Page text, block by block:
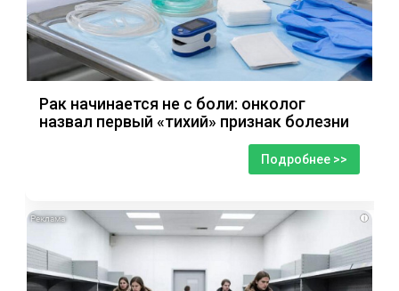
Рак начинается не с боли: онколог
назвал первый «тихий» признак болезни
Подробнее >>
i